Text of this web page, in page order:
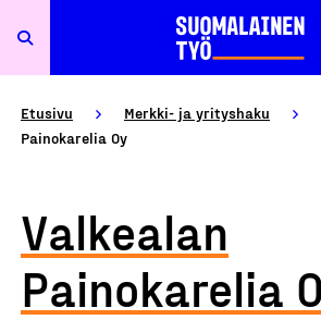
Etusivu Merkki- ja yrityshaku
Painokarelia Oy
Valkealan
Painokarelia